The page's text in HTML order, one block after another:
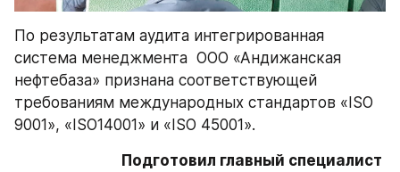
По результатам аудита интегрированная
система менеджмента  ООО «Андижанская
нефтебаза» признана соответствующей
требованиям международных стандартов «ISO
9001», «ISO14001» и «ISO 45001».
Подготовил главный специалист